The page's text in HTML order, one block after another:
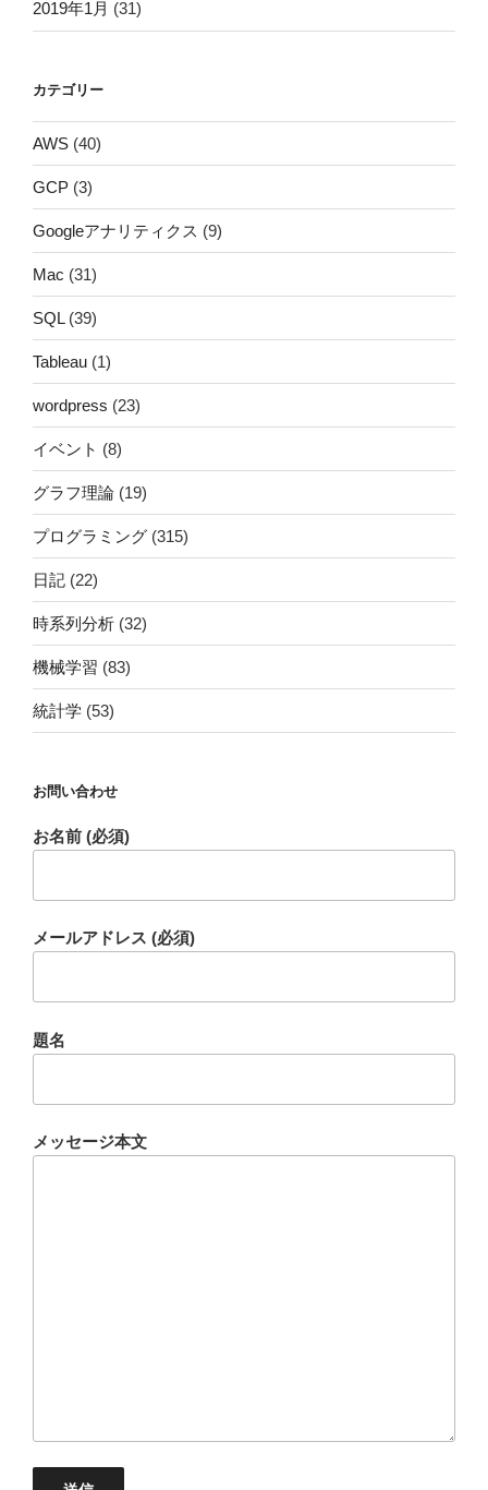
2019年1月 (31)
カテゴリー
AWS (40)
GCP (3)
Googleアナリティクス (9)
Mac (31)
SQL(39)
Tableau (1)
wordpress (23)
イベント (8)
グラフ理論 (19)
プログラミング (315)
日記 (22)
時系列分析 (32)
機械学習 (83)
統計学 (53)
お問い合わせ
お名前 (必須)
メールアドレス (必須)
題名
メッセージ本文